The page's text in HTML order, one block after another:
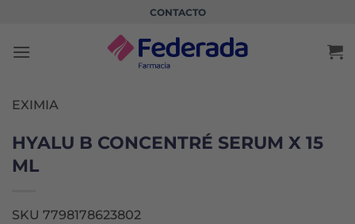
contenido
CONTACTO
EXIMIA
HYALU B CONCENTRÉ SERUM X 15
ML
SKU 7798178623802